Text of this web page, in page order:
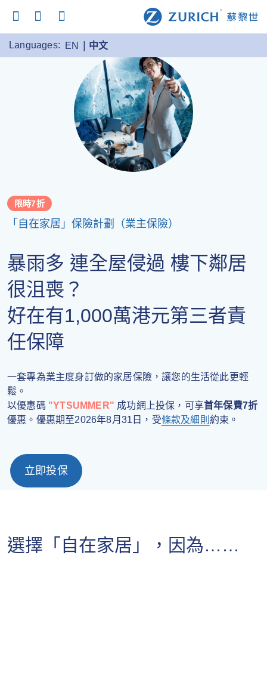
Languages: EN 中文
限時7折
「自在家居」保險計劃（業主保險）
暴雨多 連全屋侵過 樓下鄰居
很沮喪？
好在有1,000萬港元第三者責
任保障
一套專為業主度身訂做的家居保險，讓您的生活從此更輕
鬆。
以優惠碼 "YTSUMMER" 成功網上投保，可享首年保費7折
優惠。優惠期至2026年8月31日，受條款及細則 約束。
立即投保
選擇「自在家居」，因為……​